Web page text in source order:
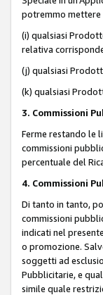
potremmo mettere
(i) qualsiasi
relativa
(j) qualsiasi
(k) qualsiasi
3. Commissioni
Ferme restando le
commissioni
percentuale del
4. Commissioni
Di tanto in tanto,
commissioni
indicati nel
o promozione.
soggetti ad
Pubblicitarie, e
simile quale